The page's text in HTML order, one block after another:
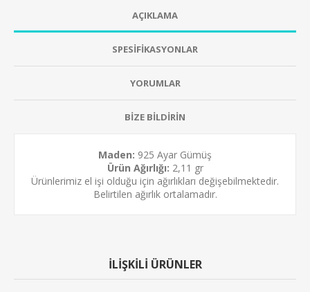
AÇIKLAMA
SPESİFİKASYONLAR
YORUMLAR
BİZE BİLDİRİN
Maden: 925 Ayar Gümüş
Ürün Ağırlığı: 2,11 gr
Ürünlerimiz el işi olduğu için ağırlıkları değişebilmektedir.
Belirtilen ağırlık ortalamadır.
İLİŞKİLİ ÜRÜNLER